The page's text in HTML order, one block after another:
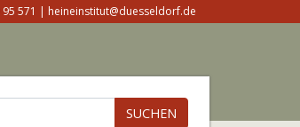
95 571 | heineinstitut@duesseldorf.de
SUCHEN